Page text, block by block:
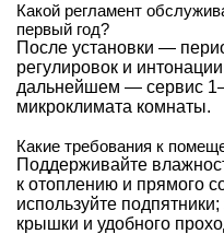
Какой регламент
первый год?
После установки —
регулировок и
дальнейшем — сервис
микроклимата комнаты.
Какие требования к
Поддерживайте
к отоплению и прямого
используйте
крышки и удобного